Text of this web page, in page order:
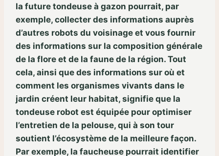
la future tondeuse à gazon pourrait, par
exemple, collecter des informations auprès
d’autres robots du voisinage et vous fournir
des informations sur la composition générale
de la flore et de la faune de la région. Tout
cela, ainsi que des informations sur où et
comment les organismes vivants dans le
jardin créent leur habitat, signifie que la
tondeuse robot est équipée pour optimiser
l’entretien de la pelouse, qui à son tour
soutient l’écosystème de la meilleure façon.
Par exemple, la faucheuse pourrait identifier